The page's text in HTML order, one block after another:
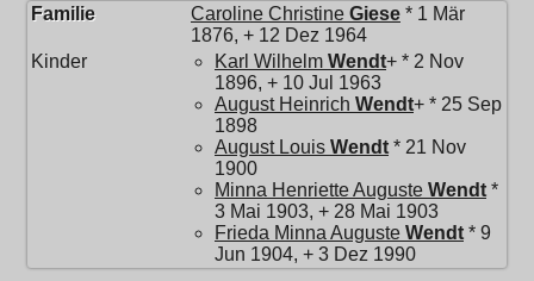
Familie Caroline Christine Giese * 1 Mär
1876, + 12 Dez 1964
Kinder
Karl Wilhelm Wendt+ * 2 Nov
1896, + 10 Jul 1963
August Heinrich Wendt+ * 25 Sep
1898
August Louis Wendt * 21 Nov
1900
Minna Henriette Auguste Wendt *
3 Mai 1903, + 28 Mai 1903
Frieda Minna Auguste Wendt * 9
Jun 1904, + 3 Dez 1990